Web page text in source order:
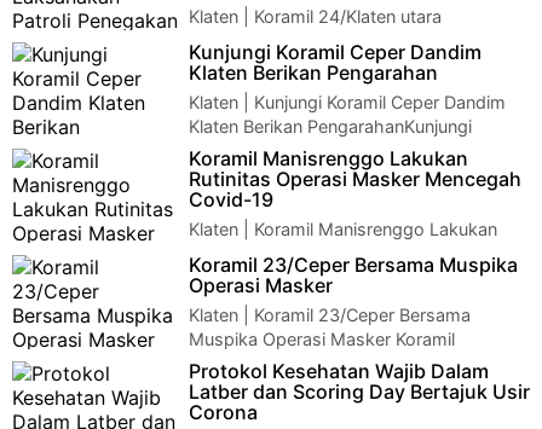
Klaten | Koramil 24/Klaten utara
Laksanakan Patroli Penegakan Disiplin
Protokol KesehatanKoramil 24/Klaten utara Laksana…
Kunjungi Koramil Ceper Dandim
Klaten Berikan Pengarahan
Klaten | Kunjungi Koramil Ceper Dandim
Klaten Berikan PengarahanKunjungi
Koramil Ceper Dandim Klaten Berikan PengarahanK…
Koramil Manisrenggo Lakukan
Rutinitas Operasi Masker Mencegah
Covid-19
Klaten | Koramil Manisrenggo Lakukan
Rutinitas Operasi Masker Mencegah
Covid-19Koramil Manisrenggo Lakukan Rutinitas Ope…
Koramil 23/Ceper Bersama Muspika
Operasi Masker
Klaten | Koramil 23/Ceper Bersama
Muspika Operasi Masker Koramil
23/Ceper Bersama Muspika Operasi MaskerKoramil 23/Ceper…
Protokol Kesehatan Wajib Dalam
Latber dan Scoring Day Bertajuk Usir
Corona